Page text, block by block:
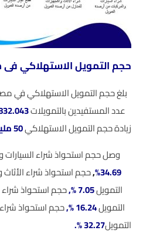
حجم التمويل الاستهلاكي
بلغ حجم التمويل الاستهلاكي في
عدد المستفيدين بالتمويلات832.043
زيادة حجم التمويل الاستهلاكي50 مليار
وصل حجم استحواذ شراء السيارات
34.69%
,حجم استحواذ شراء الأثاث
التمويل7.05 %,
حجم استحواذ
التمويل16.24 %,
حجم استحواذ
التمويل32.27 %.